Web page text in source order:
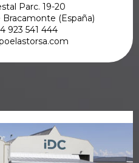
Parc. 19-20
(España)
923 541 444